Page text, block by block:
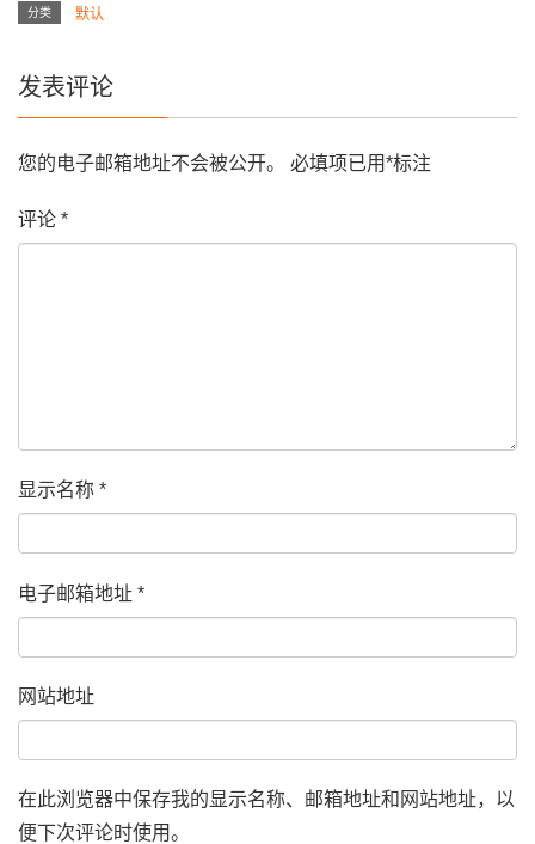
分类 默认
发表评论
您的电子邮箱地址不会被公开。 必填项已用*标注
评论 *
显示名称 *
电子邮箱地址 *
网站地址
在此浏览器中保存我的显示名称、邮箱地址和网站地址，以
便下次评论时使用。